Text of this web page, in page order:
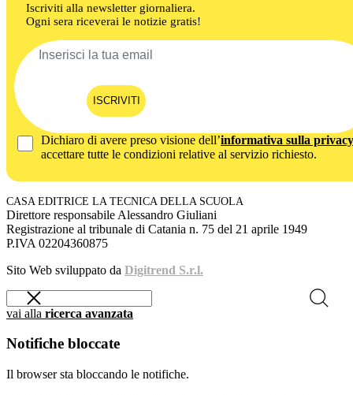
Iscriviti alla newsletter giornaliera.
Ogni sera riceverai le notizie gratis!
ISCRIVITI
Dichiaro di avere preso visione dell’informativa sulla privacy
accettare tutte le condizioni relative al servizio richiesto.
CASA EDITRICE LA TECNICA DELLA SCUOLA
Direttore responsabile Alessandro Giuliani
Registrazione al tribunale di Catania n. 75 del 21 aprile 1949
P.IVA 02204360875
Sito Web sviluppato da Digitrend S.r.l.
vai alla ricerca avanzata
Notifiche bloccate
Il browser sta bloccando le notifiche.